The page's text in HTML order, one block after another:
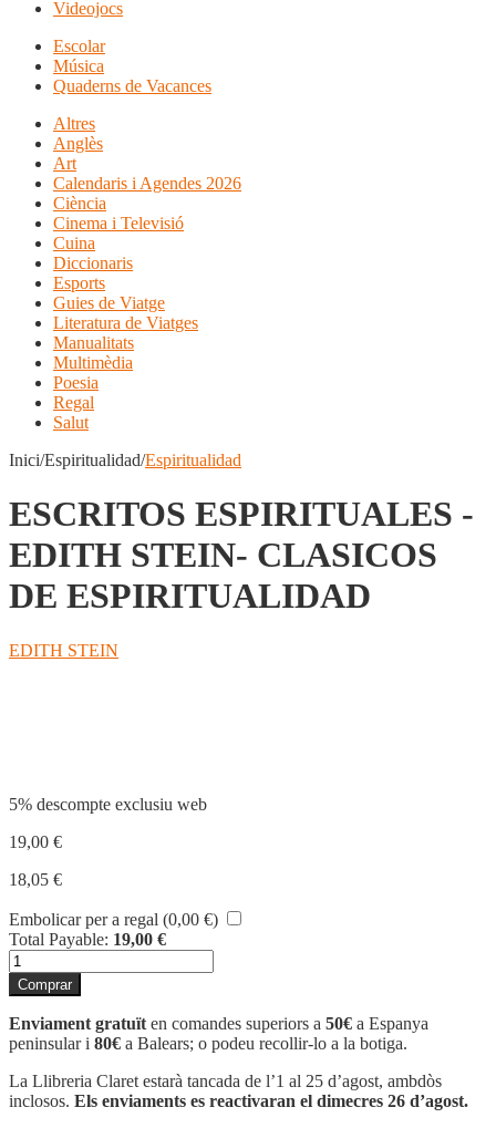
Videojocs
Escolar
Música
Quaderns de Vacances
Altres
Anglès
Art
Calendaris i Agendes 2026
Ciència
Cinema i Televisió
Cuina
Diccionaris
Esports
Guies de Viatge
Literatura de Viatges
Manualitats
Multimèdia
Poesia
Regal
Salut
Inici/Espiritualidad/Espiritualidad
ESCRITOS ESPIRITUALES -
EDITH STEIN- CLASICOS
DE ESPIRITUALIDAD
EDITH STEIN
5% descompte exclusiu web
19,00 €
18,05 €
Embolicar per a regal (0,00 €)
Total Payable: 19,00 €
quantitat
de
ESCRITOS
ESPIRITUALES
-
EDITH
STEIN-
CLASICOS
Comprar
Enviament gratuït en comandes superiors a 50€ a Espanya
peninsular i 80€ a Balears; o podeu recollir-lo a la botiga.
La Llibreria Claret estarà tancada de l’1 al 25 d’agost, ambdòs
inclosos. Els enviaments es reactivaran el dimecres 26 d’agost.